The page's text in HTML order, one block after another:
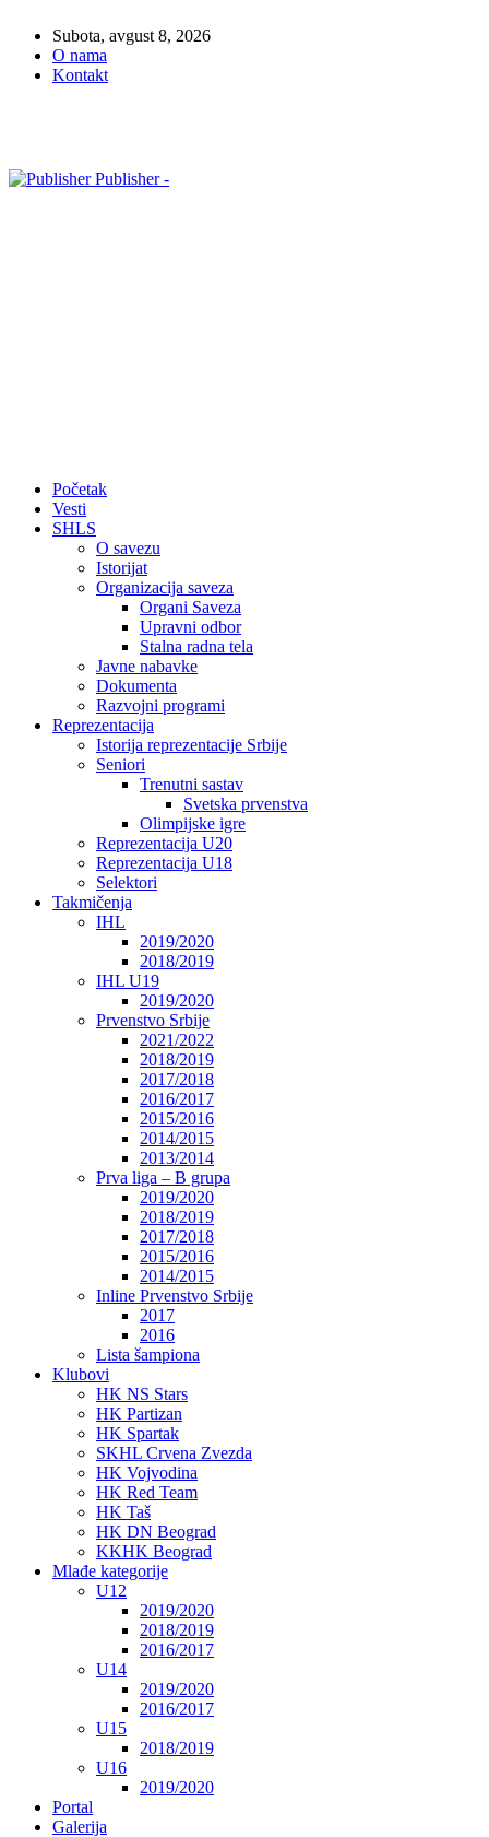
Subota, avgust 8, 2026
O nama
Kontakt
Publisher -
Početak
Vesti
SHLS
O savezu
Istorijat
Organizacija saveza
Organi Saveza
Upravni odbor
Stalna radna tela
Javne nabavke
Dokumenta
Razvojni programi
Reprezentacija
Istorija reprezentacije Srbije
Seniori
Trenutni sastav
Svetska prvenstva
Olimpijske igre
Reprezentacija U20
Reprezentacija U18
Selektori
Takmičenja
IHL
2019/2020
2018/2019
IHL U19
2019/2020
Prvenstvo Srbije
2021/2022
2018/2019
2017/2018
2016/2017
2015/2016
2014/2015
2013/2014
Prva liga – B grupa
2019/2020
2018/2019
2017/2018
2015/2016
2014/2015
Inline Prvenstvo Srbije
2017
2016
Lista šampiona
Klubovi
HK NS Stars
HK Partizan
HK Spartak
SKHL Crvena Zvezda
HK Vojvodina
HK Red Team
HK Taš
HK DN Beograd
KKHK Beograd
Mlađe kategorije
U12
2019/2020
2018/2019
2016/2017
U14
2019/2020
2016/2017
U15
2018/2019
U16
2019/2020
Portal
Galerija